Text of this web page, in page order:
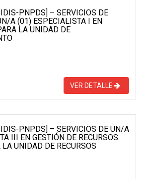
PNPDS] – SERVICIOS DE
A (01) ESPECIALISTA I EN
LA UNIDAD DE
VER DETALLE
PNPDS] – SERVICIOS DE UN/A
III EN GESTIÓN DE RECURSOS
UNIDAD DE RECURSOS